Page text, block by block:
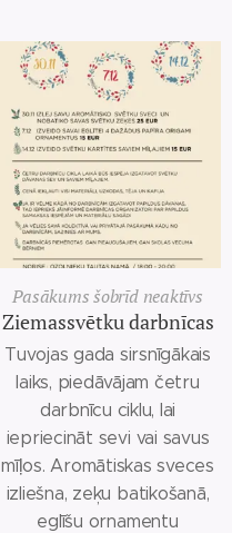
Pasākums šobrīd neaktīvs
Ziemassvētku darbnīcas
Tuvojas gada sirsnīgākais
laiks, piedāvājam četru
darbnīcu ciklu, lai
iepriecināt sevi vai savus
mīļos. Aromātiskas sveces
izliešna, zeķu batikošanā,
eglīšu ornamentu